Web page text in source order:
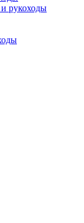
рукоходы